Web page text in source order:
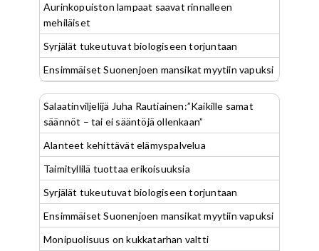
Aurinkopuiston lampaat saavat rinnalleen
mehiläiset
Syrjälät tukeutuvat biologiseen torjuntaan
Ensimmäiset Suonenjoen mansikat myytiin vapuksi
Salaatinviljelijä Juha Rautiainen:”Kaikille samat
säännöt – tai ei sääntöjä ollenkaan”
Alanteet kehittävät elämyspalvelua
Taimityllilä tuottaa erikoisuuksia
Syrjälät tukeutuvat biologiseen torjuntaan
Ensimmäiset Suonenjoen mansikat myytiin vapuksi
Monipuolisuus on kukkatarhan valtti